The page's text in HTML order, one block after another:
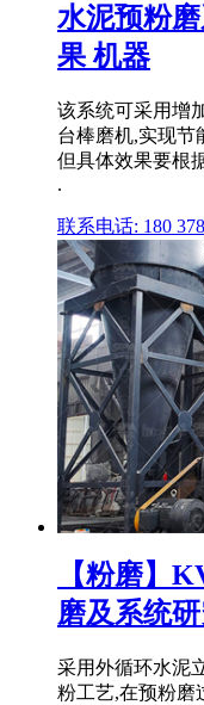
水泥预粉
果 机器
该系统可采用增
台棒磨机,实现节
但具体效果要根
.
联系电话: 180
【粉磨】
磨及系统
采用外循环水泥
粉工艺,在预粉磨